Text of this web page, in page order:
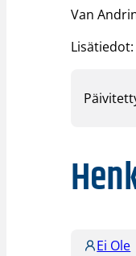
Van
Lisätiedot:
Ei Ole